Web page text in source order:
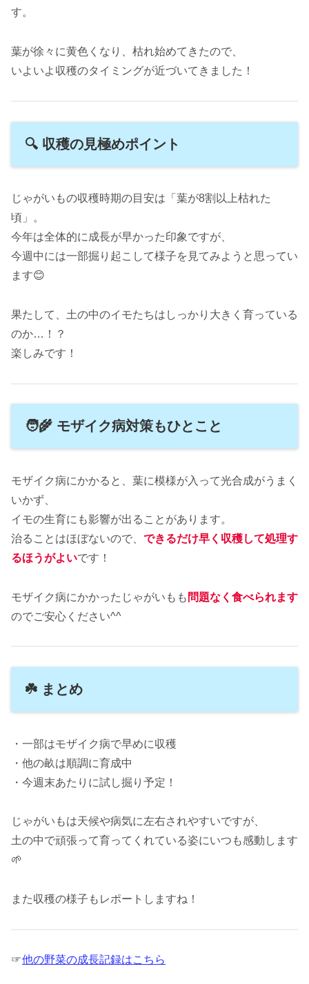
す。
葉が徐々に黄色くなり、枯れ始めてきたので、
いよいよ収穫のタイミングが近づいてきました！
🔍 収穫の見極めポイント
じゃがいもの収穫時期の目安は「葉が8割以上枯れた
頃」。
今年は全体的に成長が早かった印象ですが、
今週中には一部掘り起こして様子を見てみようと思ってい
ます😊
果たして、土の中のイモたちはしっかり大きく育っている
のか…！？
楽しみです！
🧑‍🌾 モザイク病対策もひとこと
モザイク病にかかると、葉に模様が入って光合成がうまく
いかず、
イモの生育にも影響が出ることがあります。
治ることはほぼないので、 できるだけ早く収穫して処理す
るほうがよいです！
モザイク病にかかったじゃがいもも 問題なく食べられます
のでご安心ください^^
☘️ まとめ
・一部はモザイク病で早めに収穫
・他の畝は順調に育成中
・今週末あたりに試し掘り予定！
じゃがいもは天候や病気に左右されやすいですが、
土の中で頑張って育ってくれている姿にいつも感動します
🌱
また収穫の様子もレポートしますね！
☞他の野菜の成長記録はこちら